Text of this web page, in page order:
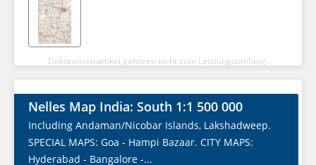
Dekorationsartikel gehören nicht zum Leistungsumfang.
Nelles Map India: South 1:1 500 000
Including Andaman/Nicobar Islands, Lakshadweep.
SPECIAL MAPS: Goa - Hampi Bazaar. CITY MAPS:
Hyderabad - Bangalore -...